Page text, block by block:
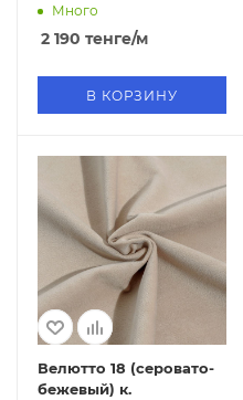
Много
2 190 тенге/м
В КОРЗИНУ
Велютто 18 (серовато-
бежевый) к.